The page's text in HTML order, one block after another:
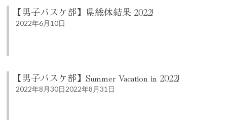
【男子バスケ部】県総体結果 2022!
2022年6月10日
【男子バスケ部】Summer Vacation in 2022!
2022年8月30日2022年8月31日